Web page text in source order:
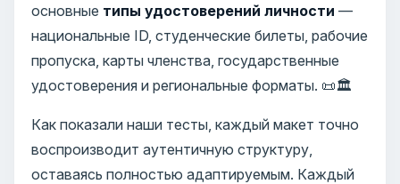
основные типы удостоверений личности —
национальные ID, студенческие билеты, рабочие
пропуска, карты членства, государственные
удостоверения и региональные форматы. 📜🏛️
Как показали наши тесты, каждый макет точно
воспроизводит аутентичную структуру,
оставаясь полностью адаптируемым. Каждый